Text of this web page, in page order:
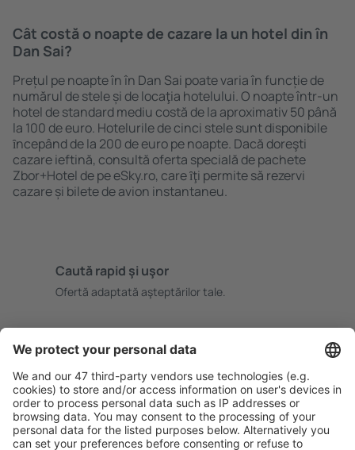
Cât costă o noapte de cazare la un hotel din în
Dan Sai?
Prețul pe noapte în în Dan Sai poate varia în funcție de
numărul de stele și de locaţia hotelului. O noapte într-un
hotel de standard mediu costă de la aproximativ 50 până
la 100 de euro. Hotelurile de cinci stele sunt disponibile
ȋncepând de la 200 de euro pe noapte. Dacă doreşti
cazare ieftină, consultă oferta specială de pachete
Zbor+Hotel de pe eSky.ro, care ȋţi permite să rezervi
cazare și bilete de avion instantaneu.
Caută rapid şi uşor
Ofertă adaptată aşteptărilor tale.
Rezervare fără griji cu opțiune gratuită de anulare.
Economiseşte mai mult
Prețuri atractive și oferte speciale pentru utilizatorii
conectați.